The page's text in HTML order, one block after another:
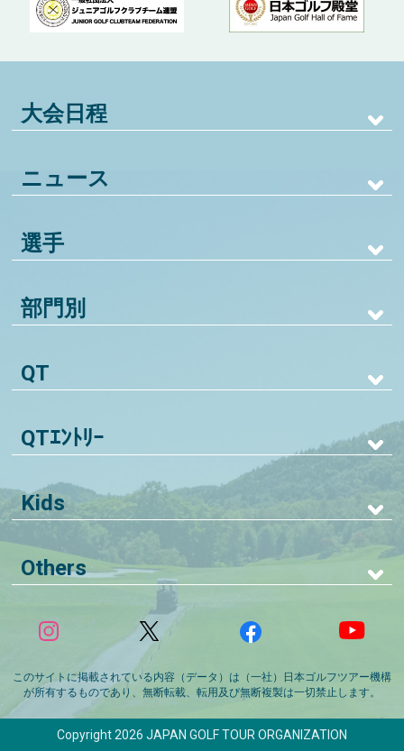
大会日程
ニュース
選手
部門別
QT
QTｴﾝﾄﾘｰ
Kids
Others
このサイトに掲載されている内容（データ）は（一社）日本ゴルフツアー機構
が所有するものであり、無断転載、転用及び無断複製は一切禁止します。
Copyright 2026 JAPAN GOLF TOUR ORGANIZATION